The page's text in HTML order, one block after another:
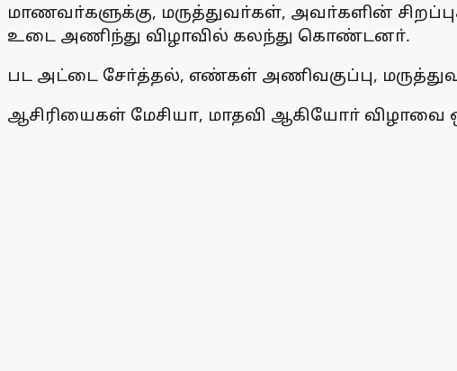
மாணவா்களுக்கு, மருத்துவா்கள், அவா்களின்
உடை அணிந்து விழாவில் கலந்து கொண்டனா்.
பட அட்டை சோ்த்தல், எண்கள் அணிவகுப்பு,
ஆசிரியைகள் மேசியா, மாதவி ஆகியோா்